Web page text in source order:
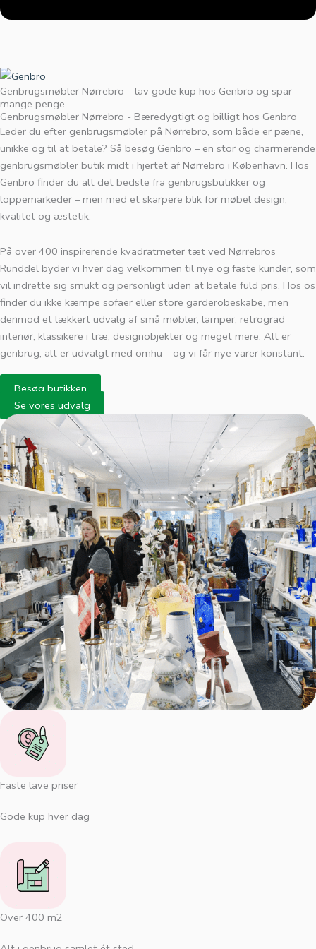
Genbrugsmøbler Nørrebro – lav gode kup hos Genbro og spar
mange penge
Genbrugsmøbler Nørrebro - Bæredygtigt og billigt hos Genbro
Leder du efter genbrugsmøbler på Nørrebro, som både er pæne,
unikke og til at betale? Så besøg Genbro – en stor og charmerende
genbrugsmøbler butik midt i hjertet af Nørrebro i København. Hos
Genbro finder du alt det bedste fra genbrugsbutikker og
loppemarkeder – men med et skarpere blik for møbel design,
kvalitet og æstetik.
På over 400 inspirerende kvadratmeter tæt ved Nørrebros
Runddel byder vi hver dag velkommen til nye og faste kunder, som
vil indrette sig smukt og personligt uden at betale fuld pris. Hos os
finder du ikke kæmpe sofaer eller store garderobeskabe, men
derimod et lækkert udvalg af små møbler, lamper, retrograd
interiør, klassikere i træ, designobjekter og meget mere. Alt er
genbrug, alt er udvalgt med omhu – og vi får nye varer konstant.
Besøg butikken
Se vores udvalg
Faste lave priser
Gode kup hver dag
Over 400 m2